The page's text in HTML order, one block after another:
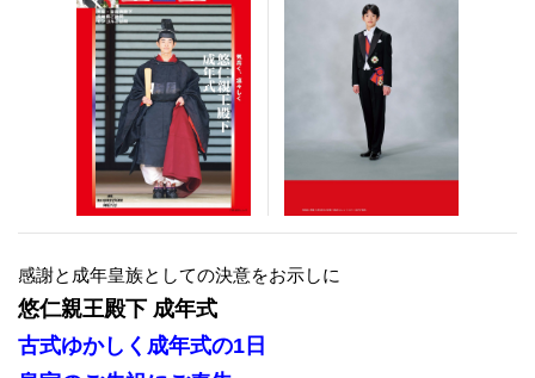
感謝と成年皇族としての決意をお示しに
悠仁親王殿下 成年式
古式ゆかしく成年式の1日